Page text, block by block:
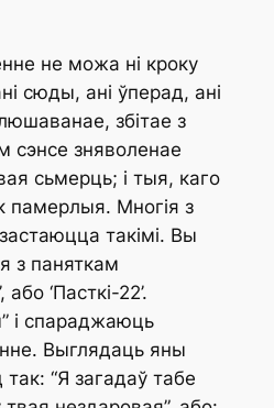
не можа ні кроку
сюды, ані ўперад, ані
збітае з
сэнсе зняволенае
сьмерць; і тыя, каго
памерлыя. Многія з
такімі. Вы
з паняткам
‘Пасткі-22’.
і спараджаюць
Выглядаць яны
“Я загадаў табе